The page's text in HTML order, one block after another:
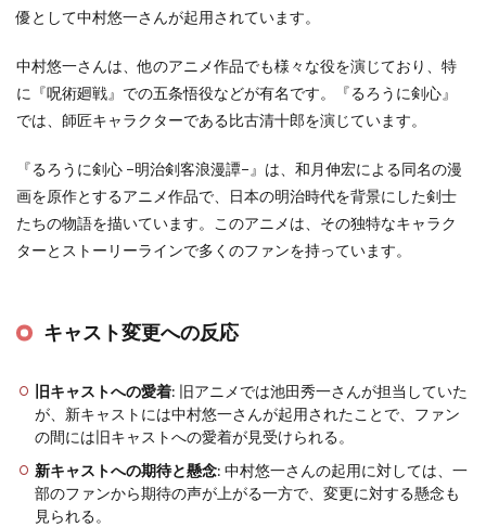
優として中村悠一さんが起用されています​​。
中村悠一さんは、他のアニメ作品でも様々な役を演じており、特
に『呪術廻戦』での五条悟役などが有名です。『るろうに剣心』
では、師匠キャラクターである比古清十郎を演じています​​。
『るろうに剣心 −明治剣客浪漫譚−』は、和月伸宏による同名の漫
画を原作とするアニメ作品で、日本の明治時代を背景にした剣士
たちの物語を描いています。このアニメは、その独特なキャラク
ターとストーリーラインで多くのファンを持っています。
キャスト変更への反応
旧キャストへの愛着: 旧アニメでは池田秀一さんが担当していた
が、新キャストには中村悠一さんが起用されたことで、ファン
の間には旧キャストへの愛着が見受けられる。
新キャストへの期待と懸念: 中村悠一さんの起用に対しては、一
部のファンから期待の声が上がる一方で、変更に対する懸念も
見られる。